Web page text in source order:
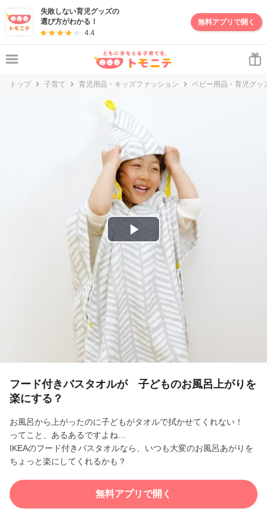
失敗しない育児グッズの
選び方がわかる！
4.4
無料アプリで開く
トップ 子育て 育児用品・キッズファッション ベビー用品・育児グッ
P
l
a
y
V
e
o
フード付きバスタオルが 子どものお風呂上がりを
楽にする？
お風呂から上がったのに子どもがタオルで拭かせてくれない！
ってこと、あるあるですよね…
IKEAのフード付きバスタオルなら、いつも大変のお風呂あがりを
ちょっと楽にしてくれるかも？
無料アプリで開く
妊娠・出産・子育て情報サイト | トモニテ